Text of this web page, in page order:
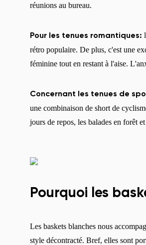
réunions au bureau.
Pour les tenues romantiques:
rétro populaire. De plus, c'est une
féminine tout en restant à l'aise.
Concernant les tenues de
une combinaison de short de
jours de repos, les balades en forêt
Pourquoi les
Les baskets blanches nous
style décontracté. Bref, elles sont